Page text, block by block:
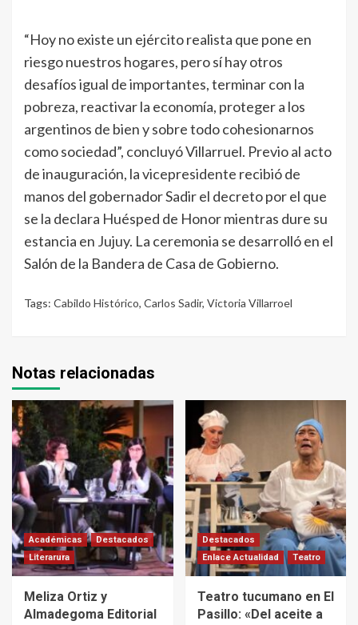
“Hoy no existe un ejército realista que pone en
riesgo nuestros hogares, pero sí hay otros
desafíos igual de importantes, terminar con la
pobreza, reactivar la economía, proteger a los
argentinos de bien y sobre todo cohesionarnos
como sociedad”, concluyó Villarruel. Previo al acto
de inauguración, la vicepresidente recibió de
manos del gobernador Sadir el decreto por el que
se la declara Huésped de Honor mientras dure su
estancia en Jujuy. La ceremonia se desarrolló en el
Salón de la Bandera de Casa de Gobierno.
Tags: Cabildo Histórico, Carlos Sadir, Victoria Villarroel
Notas relacionadas
Académicas
Destacados
Literarura
Meliza Ortiz y
Almadegoma Editorial
Destacados
Enlace Actualidad
Teatro
Teatro tucumano en El
Pasillo: «Del aceite a